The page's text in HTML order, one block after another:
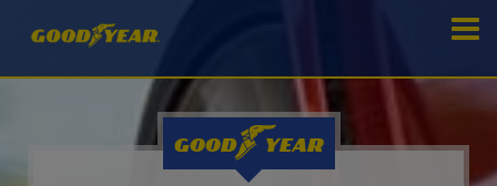
GOOD YEAR